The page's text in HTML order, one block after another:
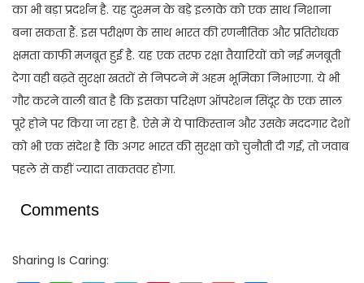
का भी बड़ा प्रदर्शन है. यह दुश्मन के बड़े इलाके को एक साथ निशाना
बना सकता हैं. इस परीक्षण के साथ भारत की रणनीतिक और प्रतिरोधक
क्षमता काफी मजबूत हुई है. यह एक तरफ रक्षा तैयारियों को नई मजबूती
देगा वही बढ़ते सुरक्षा खतरों से निपटने में अहम भूमिका निभाएगा. ये भी
गौर करने वाली बात है कि इसका परिक्षण ऑपरेशन सिंदूर के एक साल
पूरे होने पर किया जा रहा है. ऐसे में ये पाकिस्तान और उसके मददगार देशों
को भी एक संदेश है कि अगर भारत की सुरक्षा को चुनौती दी गई, तो जवाब
पहले से कहीं ज्यादा ताकतवर होगा.
Comments
Sharing Is Caring: